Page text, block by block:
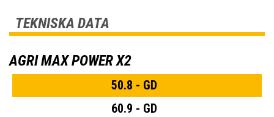
TEKNISKA DATA
AGRI MAX POWER X2
50.8 - GD
60.9 - GD